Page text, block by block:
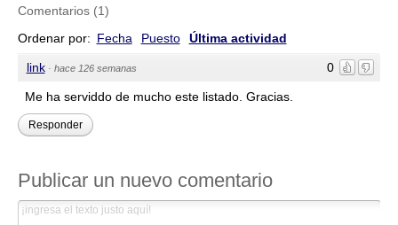
Comentarios(1)
Ordenar por: Fecha Puesto Última actividad
0
link · hace 126 semanas
Me ha serviddo de mucho este listado. Gracias.
Responder
Publicar un nuevo comentario